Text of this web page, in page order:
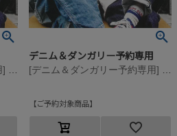
デニム＆ダンガリー予約専用
ご予約対象商品